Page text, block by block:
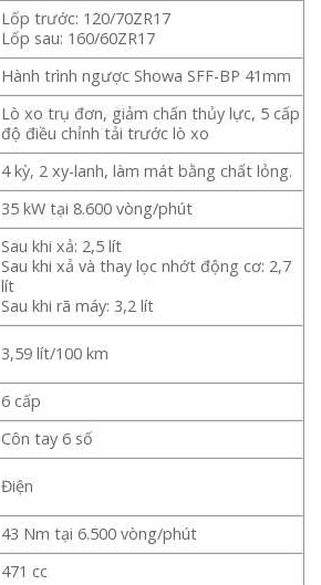
Lốp trước: 120/70ZR17
Lốp sau: 160/60ZR17
Hành trình ngược Showa SFF-BP 41mm
Lò xo trụ đơn, giảm chấn thủy lực, 5 cấp
độ điều chỉnh tải trước lò xo
4 kỳ, 2 xy-lanh, làm mát bằng chất lỏng.
35 kW tại 8.600 vòng/phút
Sau khi xả: 2,5 lít
Sau khi xả và thay lọc nhớt động cơ: 2,7
lít
Sau khi rã máy: 3,2 lít
3,59 lít/100 km
6 cấp
Côn tay 6 số
Điện
43 Nm tại 6.500 vòng/phút
471 cc